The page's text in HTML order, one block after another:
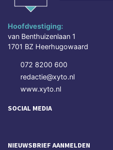
Hoofdvestiging:
van Benthuizenlaan 1
1701 BZ Heerhugowaard
072 8200 600
redactie@xyto.nl
www.xyto.nl
SOCIAL MEDIA
NIEUWSBRIEF AANMELDEN